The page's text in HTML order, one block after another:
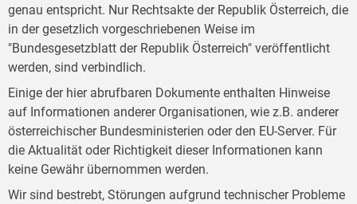
genau entspricht. Nur Rechtsakte der Republik Österreich, die
in der gesetzlich vorgeschriebenen Weise im
"Bundesgesetzblatt der Republik Österreich" veröffentlicht
werden, sind verbindlich.
Einige der hier abrufbaren Dokumente enthalten Hinweise
auf Informationen anderer Organisationen, wie z.B. anderer
österreichischer Bundesministerien oder den EU-Server. Für
die Aktualität oder Richtigkeit dieser Informationen kann
keine Gewähr übernommen werden.
Wir sind bestrebt, Störungen aufgrund technischer Probleme